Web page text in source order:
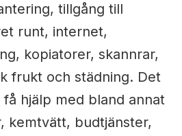
tillgång till
runt, internet,
kopiatorer, skannrar,
frukt och städning. Det
hjälp med bland annat
kemtvätt, budtjänster,